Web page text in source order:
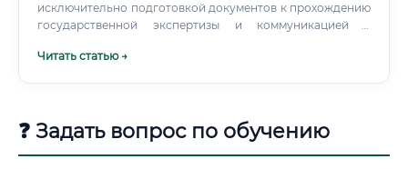
исключительно подготовкой документов к прохождению
государственной экспертизы и коммуникацией с
Читать статью →
❓ Задать вопрос по обучению